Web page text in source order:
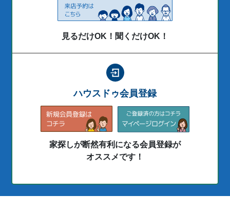
見るだけOK！聞くだけOK！
ハウスドゥ会員登録
家探しが断然有利になる会員登録が
オススメです！